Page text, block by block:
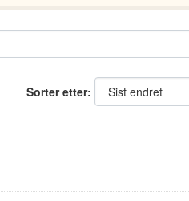
Sorter etter